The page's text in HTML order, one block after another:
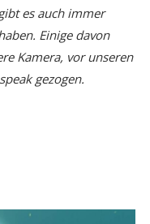
es auch immer
Einige davon
Kamera, vor unseren
gezogen.